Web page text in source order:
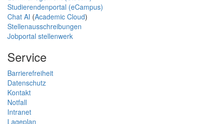
Studierendenportal (eCampus)
Chat AI (Academic Cloud)
Stellenausschreibungen
Jobportal stellenwerk
Service
Barrierefreiheit
Datenschutz
Kontakt
Notfall
Intranet
Lageplan